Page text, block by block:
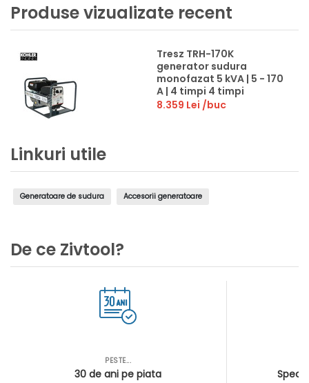
Produse vizualizate recent
Tresz TRH-170K
generator sudura
monofazat 5 kVA | 5 - 170
A | 4 timpi 4 timpi
8.359 Lei /buc
Linkuri utile
Generatoare de sudura Accesorii generatoare
De ce Zivtool?
PESTE...
30 de ani pe piata